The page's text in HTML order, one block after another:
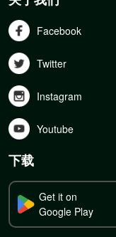
Facebook
Twitter
Instagram
Youtube
下载
Get it on
Google Play